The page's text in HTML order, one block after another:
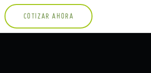
COTIZAR AHORA